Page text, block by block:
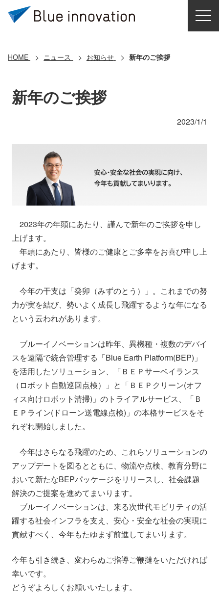
導入事例
クラウドモビリティ研究所
会社情報 ニュース
IR情報 English
HOME ニュース お知らせ 新年のご挨拶
新年のご挨拶
2023/1/1
2023年の年頭にあたり、謹んで新年のご挨拶を申し
上げます。
年頭にあたり、皆様のご健康とご多幸をお喜び申し上
げます。
今年の干支は「癸卯（みずのとう）」。これまでの努
力が実を結び、勢いよく成長し飛躍するような年になる
という云われがあります。
ブルーイノベーションは昨年、異機種・複数のデバイ
スを遠隔で統合管理する「Blue Earth Platform(BEP)」
を活用したソリューション、「ＢＥＰサーベイランス
（ロボット自動巡回点検）」と「ＢＥＰクリーン(オフ
ィス向けロボット清掃)」のトライアルサービス、「Ｂ
ＥＰライン(ドローン送電線点検)」の本格サービスをそ
れぞれ開始しました。
今年はさらなる飛躍のため、これらソリューションの
アップデートを図るとともに、物流や点検、教育分野に
おいて新たなBEPパッケージをリリースし、社会課題
解決のご提案を進めてまいります。
ブルーイノベーションは、来る次世代モビリティの活
躍する社会インフラを支え、安心・安全な社会の実現に
貢献すべく、今年もたゆまず前進してまいります。
今年も引き続き、変わらぬご指導ご鞭撻をいただければ
幸いです。
どうぞよろしくお願いいたします。